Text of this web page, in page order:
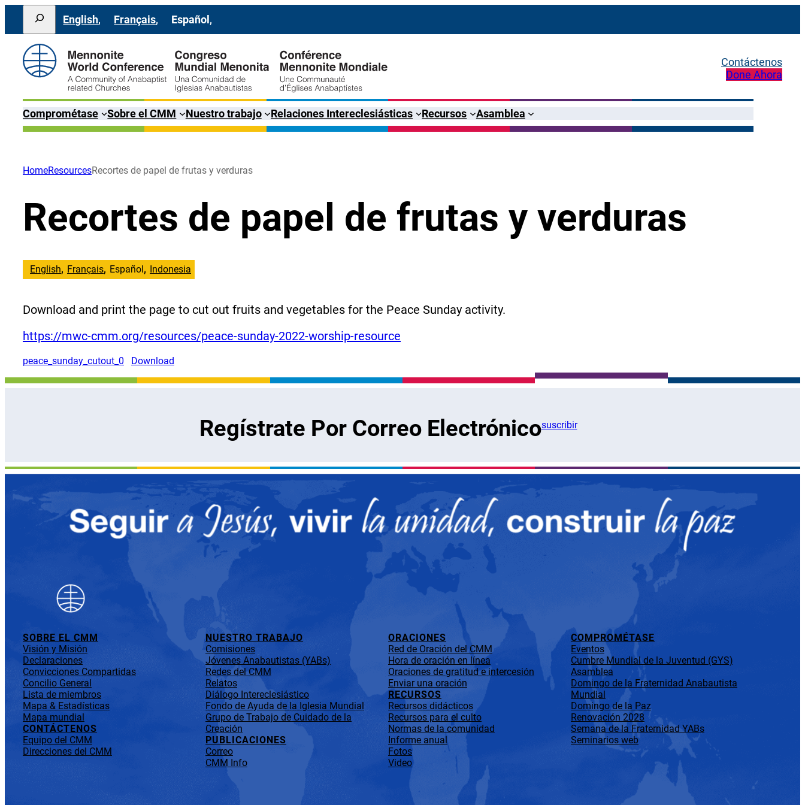
Saltar
contenido
Search
English Français Español
Contáctenos
Done Ahora
Comprométase Sobre el CMM Nuestro trabajo Relaciones Intereclesiásticas Recursos Asamblea
HomeResourcesRecortes de papel de frutas y verduras
Recortes de papel de frutas y verduras
English Français Español Indonesia
Download and print the page to cut out fruits and vegetables for the Peace Sunday activity.
https://mwc-cmm.org/resources/peace-sunday-2022-worship-resource
peace_sunday_cutout_0 Download
Regístrate Por Correo Electrónicosuscribir
SOBRE EL CMM
Visión y Misión
Declaraciones
Convicciones Compartidas
Concilio General
Lista de miembros
Mapa & Estadísticas
Mapa mundial
CONTÁCTENOS
Equipo del CMM
Direcciones del CMM
NUESTRO TRABAJO
Comisiones
Jóvenes Anabautistas (YABs)
Redes del CMM
Relatos
Diálogo Intereclesiástico
Fondo de Ayuda de la Iglesia Mundial
Grupo de Trabajo de Cuidado de la
Creación
PUBLICACIONES
Correo
CMM Info
ORACIONES
Red de Oración del CMM
Hora de oración en línea
Oraciones de gratitud e intercesión
Enviar una oración
RECURSOS
Recursos didácticos
Recursos para el culto
Normas de la comunidad
Informe anual
Fotos
Video
COMPROMÉTASE
Eventos
Cumbre Mundial de la Juventud (GYS)
Asamblea
Domingo de la Fraternidad Anabautista
Mundial
Domingo de la Paz
Renovación 2028
Semana de la Fraternidad YABs
Seminarios web